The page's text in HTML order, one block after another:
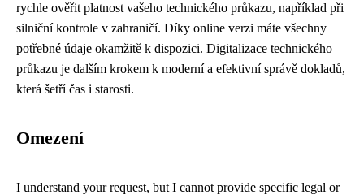
rychle ověřit platnost vašeho technického průkazu, například při
silniční kontrole v zahraničí. Díky online verzi máte všechny
potřebné údaje okamžitě k dispozici. Digitalizace technického
průkazu je dalším krokem k moderní a efektivní správě dokladů,
která šetří čas i starosti.
Omezení
I understand your request, but I cannot provide specific legal or